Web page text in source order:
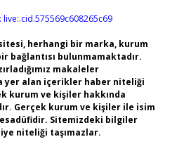
live:.cid.575569c608265c69
herhangi bir marka, kurum
bağlantısı bulunmamaktadır.
makaleler
yer alan içerikler haber niteliği
kurum ve kişiler hakkında
Gerçek kurum ve kişiler ile isim
Sitemizdeki bilgiler
niteliği taşımazlar.